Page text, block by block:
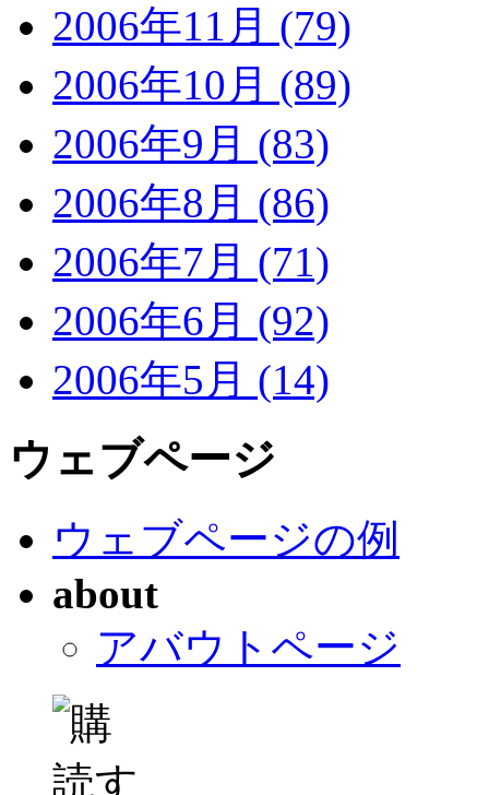
2006年11月 (79)
2006年10月 (89)
2006年9月 (83)
2006年8月 (86)
2006年7月 (71)
2006年6月 (92)
2006年5月 (14)
ウェブページ
ウェブページの例
about
アバウトページ